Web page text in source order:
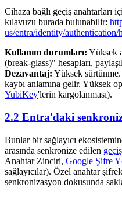
Cihaza bağlı geçiş anahtarları
kılavuzu burada bulunabilir:
us/entra/identity/
Kullanım durumları: Yüksek
(break-glass)" hesapları,
Dezavantaj: Yüksek
kaybı anlamına gelir. Yüksek
YubiKey'lerin kargolanması).
2.2 Entra'daki
Bunlar bir sağlayıcı
arasında senkronize edilen
Anahtar Zinciri, Google Şifre
sağlayıcılar). Özel anahtar
senkronizasyon dokusunda